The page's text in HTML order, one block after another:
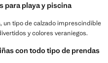
para playa y piscina
un tipo de calzado imprescindible
y colores veraniegos.
con todo tipo de prendas